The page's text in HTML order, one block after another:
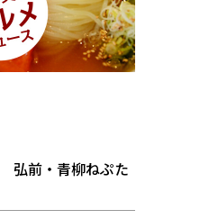
弘前・青柳ねぷた